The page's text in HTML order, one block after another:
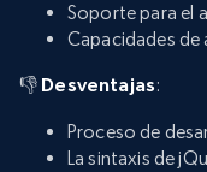
Soporte para el
Capacidades de
👎 Desventajas:
Proceso de
La sintaxis de